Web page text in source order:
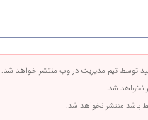
توسط تیم مدیریت در وب منتشر خواهد شد.
نخواهد شد.
باشد منتشر نخواهد شد.